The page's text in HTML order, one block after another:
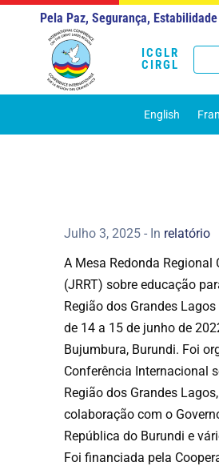
ICGLR
CIRGL
Pela Paz, Segurança,
English
Julho 3, 2025 - In relatório
A Mesa Redonda Regional
(JRRT) sobre educação
Região dos Grandes
de 14 a 15 de junho de
Bujumbura, Burundi. Foi
Conferência Internacional
Região dos Grandes
colaboração com o
República do Burundi e
Foi financiada pela